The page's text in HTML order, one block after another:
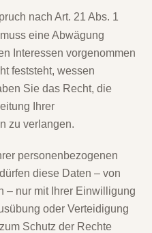
nach Art. 21 Abs. 1
eine Abwägung
Interessen vorgenommen
feststeht, wessen
Sie das Recht, die
Ihrer
zu verlangen.
personenbezogenen
diese Daten – von
– nur mit Ihrer Einwilligung
oder Verteidigung
Schutz der Rechte